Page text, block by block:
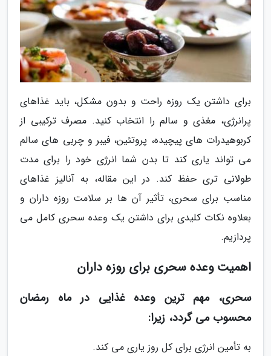
برای داشتن یک روزه راحت و بدون مشکل، باید غذاهای
پرانرژی، مغذی و سالم را انتخاب کنید. مصرف ترکیبی از
کربوهیدرات های پیچیده، پروتئین، فیبر و چربی های سالم
می تواند یاری کند تا بدن شما انرژی خود را برای مدت
طولانی تری حفظ کند. در این مقاله، به آنالیز غذاهای
مناسب برای سحری، تأثیر آن ها بر سلامت روزه داران و
بعلاوه نکات کلیدی برای داشتن یک وعده سحری کامل می
پردازیم.
اهمیت وعده سحری برای روزه داران
سحری، مهم ترین وعده غذایی در ماه رمضان
محسوب می گردد، زیرا:
به تأمین انرژی برای کل روز یاری می کند.